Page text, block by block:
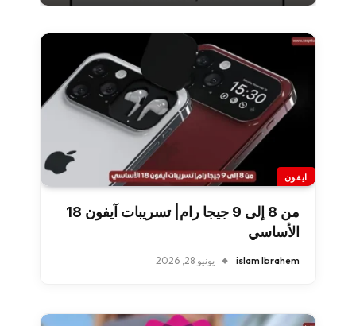
ايفون
من 8 إلى 9 جيجا رام| تسريبات آيفون 18
الأساسي
islam Ibrahem يونيو 28, 2026